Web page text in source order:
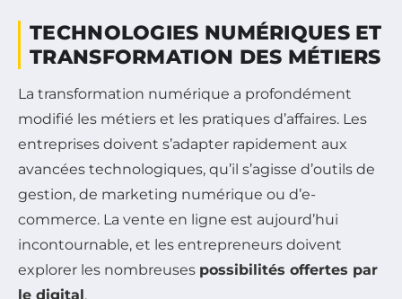
TECHNOLOGIES NUMÉRIQUES ET
TRANSFORMATION DES MÉTIERS
La transformation numérique a profondément
modifié les métiers et les pratiques d’affaires. Les
entreprises doivent s’adapter rapidement aux
avancées technologiques, qu’il s’agisse d’outils de
gestion, de marketing numérique ou d’e-
commerce. La vente en ligne est aujourd’hui
incontournable, et les entrepreneurs doivent
explorer les nombreuses possibilités offertes par
le digital.